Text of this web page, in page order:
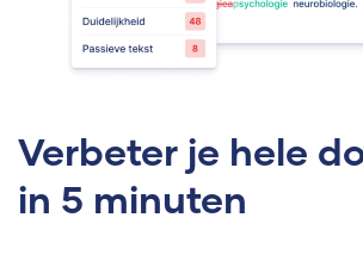
Verbeter je hele
in 5 minuten